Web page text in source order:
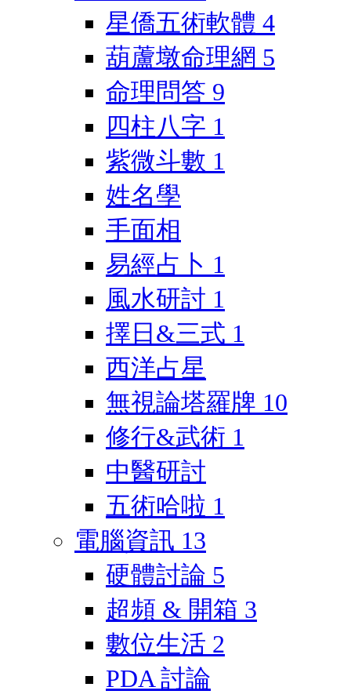
星僑五術軟體 4
葫蘆墩命理網 5
命理問答 9
四柱八字 1
紫微斗數 1
姓名學
手面相
易經占卜 1
風水研討 1
擇日&三式 1
西洋占星
無視論塔羅牌 10
修行&武術 1
中醫研討
五術哈啦 1
電腦資訊 13
硬體討論 5
超頻 & 開箱 3
數位生活 2
PDA 討論